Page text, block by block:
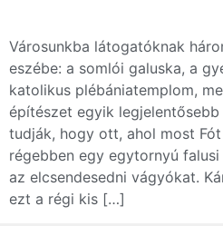
Városunkba látogatóknak
eszébe: a somlói galuska, a
katolikus plébániatemplom,
építészet egyik
tudják, hogy ott, ahol most
régebben egy egytornyú
az elcsendesedni vágyókat.
ezt a régi kis […]